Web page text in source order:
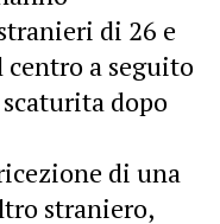
di 26 e
a seguito
dopo
di una
straniero,